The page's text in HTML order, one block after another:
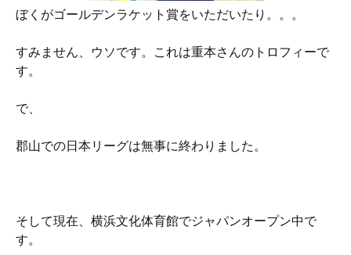
ぼくがゴールデンラケット賞をいただいたり。。。
すみません、ウソです。これは重本さんのトロフィーで
す。
で、
郡山での日本リーグは無事に終わりました。
そして現在、横浜文化体育館でジャパンオープン中で
す。